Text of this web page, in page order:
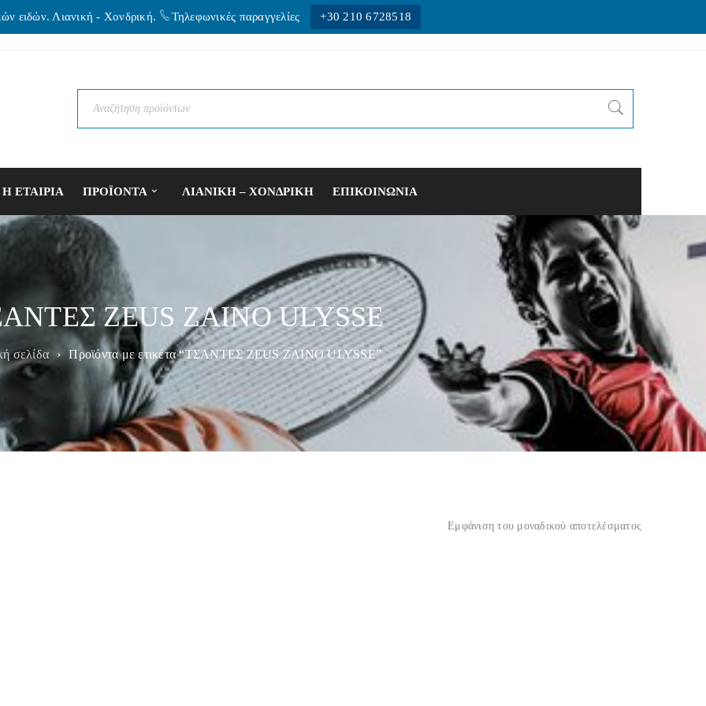
ειδών. Λιανική - Xονδρική. Τηλεφωνικές παραγγελίες +30 210 6728518
Η ΕΤΑΙΡΙΑ ΠΡΟΪΟΝΤΑ ΛΙΑΝΙΚΗ – ΧΟΝΔΡΙΚΗ ΕΠΙΚΟΙΝΩΝΙΑ
ZEUS ZAINO ULYSSE
σελίδα › Προϊόντα με ετικέτα “ΤΣΑΝΤΕΣ ZEUS ZAINO ULYSSE”
Εμφάνιση του μοναδικού αποτελέσματος